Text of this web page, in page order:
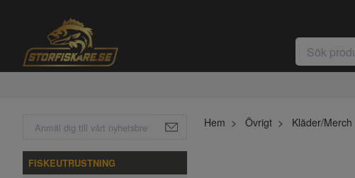
FISKEUTRUSTNING
Hem Övrigt Kläder/Merch